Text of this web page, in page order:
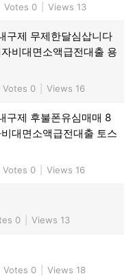
Votes 0 Views 13
구제 무제한달심삽니다
비대면소액급전대출 용
Votes 0 Views 16
구제 후불폰유심매매 8
대면소액급전대출 토스
Votes 0 Views 16
0 Views 13
Votes 0 Views 18